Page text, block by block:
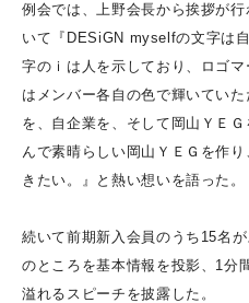
例会では、上野会長から挨拶が
いて『DESiGN myselfの文字は
字のｉは人を示しており、ロゴ
はメンバー各自の色で輝いてい
を、自企業を、そして岡山ＹＥ
んで素晴らしい岡山ＹＥＧを作
きたい。』と熱い想いを語った。
続いて前期新入会員のうち15名
のところを基本情報を投影、1分
溢れるスピーチを披露した。